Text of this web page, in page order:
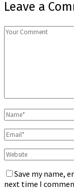
Leave a
Save my name,
next time I